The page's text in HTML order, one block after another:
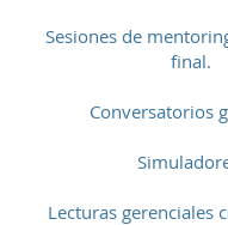
Sesiones de
final.
Conversatorios
Lecturas gerenciales